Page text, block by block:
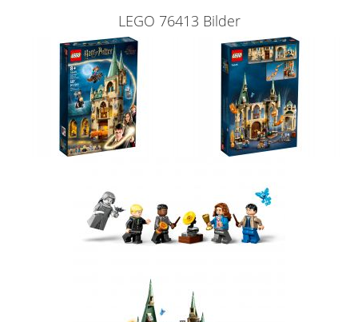
LEGO 76413 Bilder